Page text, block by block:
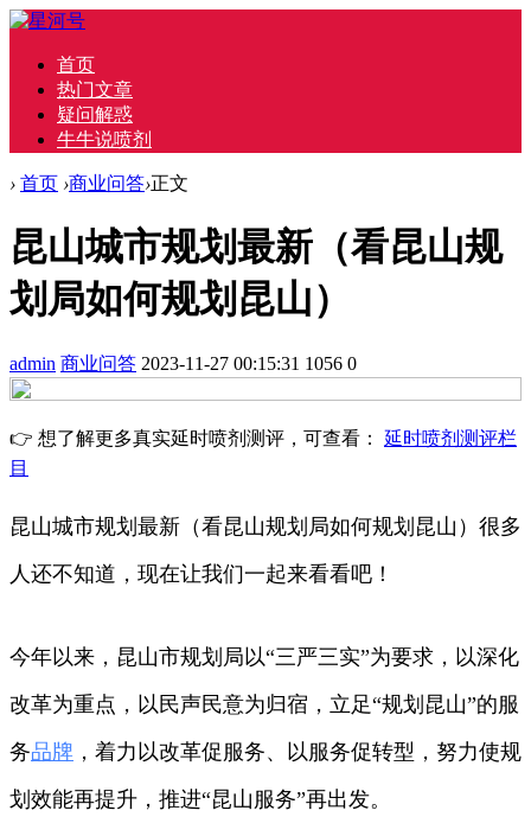
首页
热门文章
疑问解惑
牛牛说喷剂
› 首页 ›商业问答›正文
昆山城市规划最新（看昆山规
划局如何规划昆山）
admin 商业问答 2023-11-27 00:15:31 1056 0
👉 想了解更多真实延时喷剂测评，可查看： 延时喷剂测评栏
目
昆山城市规划最新（看昆山规划局如何规划昆山）很多
人还不知道，现在让我们一起来看看吧！
今年以来，昆山市规划局以“三严三实”为要求，以深化
改革为重点，以民声民意为归宿，立足“规划昆山”的服
务品牌 ，着力以改革促服务、以服务促转型，努力使规
划效能再提升，推进“昆山服务”再出发。